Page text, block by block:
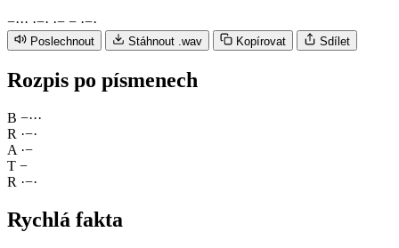
−··· ·−· ·− − ·−·
Poslechnout Stáhnout .wav Kopírovat Sdílet
Rozpis po písmenech
B −···
R ·−·
A ·−
T −
R ·−·
Rychlá fakta